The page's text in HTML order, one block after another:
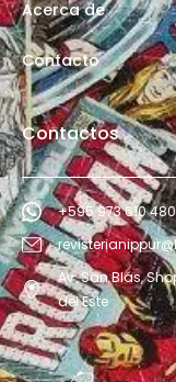
Acerca de
Contacto
Contactos
+595 973 610 480
Av. San Blás,
del Este